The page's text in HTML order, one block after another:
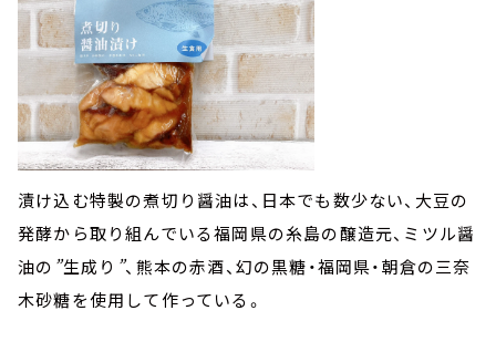
漬け込む特製の煮切り醤油は、日本でも数少ない、大豆の
発酵から取り組んでいる福岡県の糸島の醸造元、ミツル醤
油の ”生成り ”、熊本の赤酒、幻の黒糖・福岡県・朝倉の三奈
木砂糖を使用して作っている。